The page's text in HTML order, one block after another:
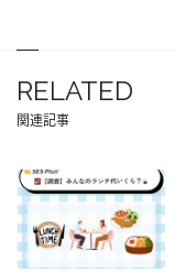
RELATED
関連記事